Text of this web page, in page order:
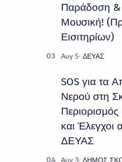
Παράδοση &
Μουσική!
Εισιτηρίων)
SOS για τα
Νερού στη
και Έλεγχοι
ΔΕΥΑΣ